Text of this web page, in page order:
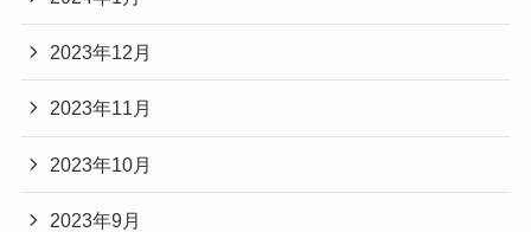
2023年12月
2023年11月
2023年10月
2023年9月